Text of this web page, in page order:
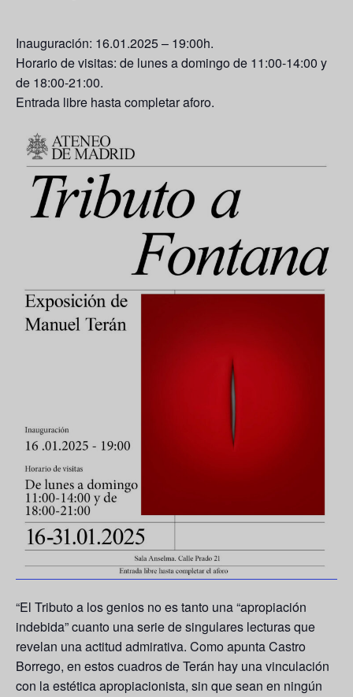
Inauguración: 16.01.2025 – 19:00h.
Horario de visitas: de lunes a domingo de 11:00-14:00 y
de 18:00-21:00.
Entrada libre hasta completar aforo.
“El Tributo a los genios no es tanto una “apropiación
indebida” cuanto una serie de singulares lecturas que
revelan una actitud admirativa. Como apunta Castro
Borrego, en estos cuadros de Terán hay una vinculación
con la estética apropiacionista, sin que sean en ningún